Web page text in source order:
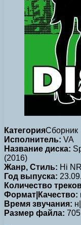
КатегорияСборник
Исполнитель: VA
Название диска:
(2016)
Жанр, Стиль: Hi
Год выпуска:
Количество
Формат|Качество:
Время звучания:
Размер файла: